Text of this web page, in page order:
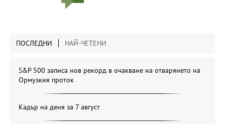
ПОСЛЕДНИ НАЙ-ЧЕТЕНИ
S&P 500 записа нов рекорд в очакване на отварянето на
Ормузкия проток
Кадър на деня за 7 август